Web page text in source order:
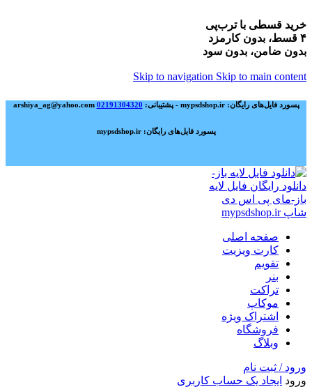
خرید قسطی با ترب‌پی
۴ قسط، بدون کارمزد
بدون ضامن، بدون سود
Skip to navigation Skip to main content
پسورد فایل‌های رایگان: mypsdshop.ir - پشتیبانی: arshiya_ag@yahoo.com 02191304320
پسورد فایل‌های رایگان: mypsdshop.ir
صفحه اصلی
کارت ویزیت
تقویم
بنر
تراکت
موکاپ
اشتراک ویژه
فروشگاه
وبلاگ
ورود / ثبت نام
ورود ایجاد یک حساب کاربری